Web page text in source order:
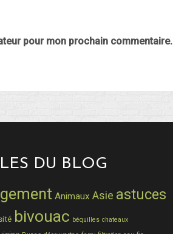
pour mon prochain commentaire.
DU BLOG
Animaux Asie astuces
bivouac béquilles chateaux